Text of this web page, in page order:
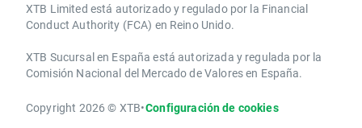
XTB Limited ​está autorizado y regulado por la ​Financial
Conduct Authority ​(FCA) en ​​Reino Unido.
XTB Sucursal en España está autorizada y regulada por la
Comisión Nacional del Mercado de Valores en España.
Copyright 2026 © XTB•Configuración de cookies